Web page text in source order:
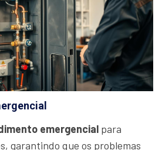
emergencial para
garantindo que os problemas